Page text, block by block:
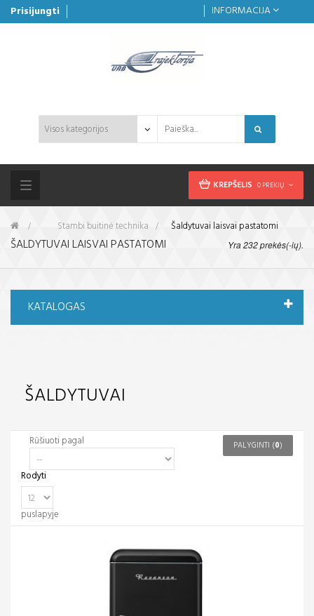
Prisijungti INFORMACIJA
KREPŠELIS 0 PREKIŲ
Toggle
navigation
&gt; Stambi buitinė technika > Šaldytuvai laisvai pastatomi
KATALOGAS
ŠALDYTUVAI LAISVAI PASTATOMI Yra 232 prekės(-ių).
ŠALDYTUVAI
Rūšiuoti pagal
Rodyti
puslapyje
PALYGINTI (0)